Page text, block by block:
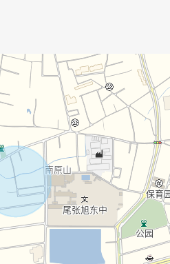
)
活明亮地开放对象
龛，并且有趣味的空间
10张塌塌米布置多彩性
箱空白
迹线设计